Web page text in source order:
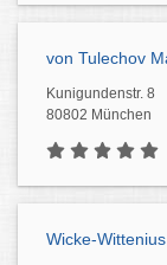
von Tulechov
Kunigundenstr. 8
80802 München
Wicke-